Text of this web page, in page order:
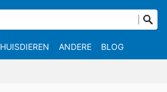
HUISDIEREN ANDERE BLOG